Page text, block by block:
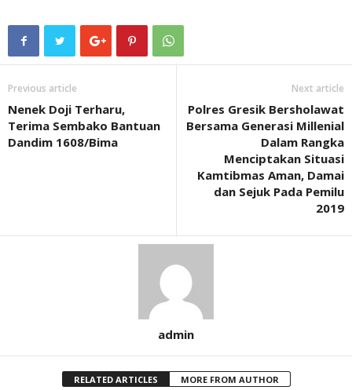
Previous article
Nenek Doji Terharu,
Terima Sembako Bantuan
Dandim 1608/Bima
Next article
Polres Gresik Bersholawat
Bersama Generasi Millenial
Dalam Rangka
Menciptakan Situasi
Kamtibmas Aman, Damai
dan Sejuk Pada Pemilu
2019
admin
RELATED ARTICLES MORE FROM AUTHOR